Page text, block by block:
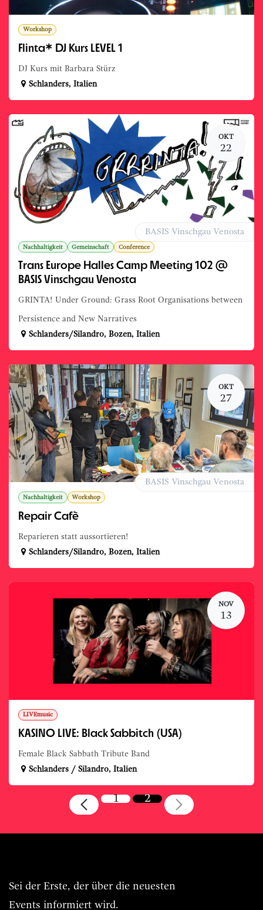
Workshop
Flinta* DJ Kurs LEVEL 1
DJ Kurs mit Barbara Stürz
Schlanders, Italien
OKT
22
Nachhaltigkeit Gemeinschaft Conference
Trans Europe Halles Camp Meeting 102 @
BASIS Vinschgau Venosta
GRINTA! Under Ground: Grass Root Organisations between
Persistence and New Narratives
BASIS Vinschgau Venosta
Schlanders/Silandro, Bozen, Italien
OKT
27
Nachhaltigkeit Workshop
Repair Cafè
Reparieren statt aussortieren!
BASIS Vinschgau Venosta
Schlanders/Silandro, Bozen, Italien
NOV
13
LIVEmusic
KASINO LIVE: Black Sabbitch (USA)
Female Black Sabbath Tribute Band
Schlanders / Silandro, Italien
1 2
Sei der Erste, der über die neuesten
Events informiert wird.